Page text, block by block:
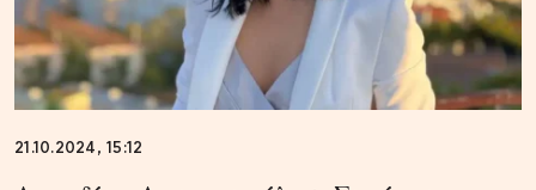
21.10.2024, 15:12